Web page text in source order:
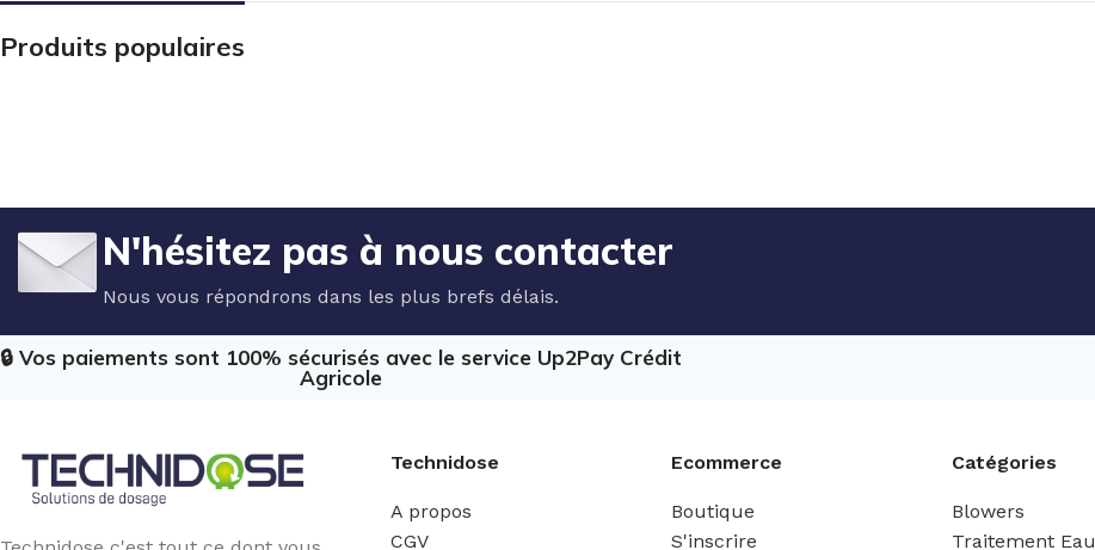
Produits populaires
N'hésitez pas à nous contacter
Nous vous répondrons dans les plus brefs délais.
🔒 Vos paiements sont 100% sécurisés avec le service Up2Pay Crédit
Agricole
Technidose
A propos
CGV
Ecommerce
Boutique
S'inscrire
Catégories
Blowers
Traitement Eau